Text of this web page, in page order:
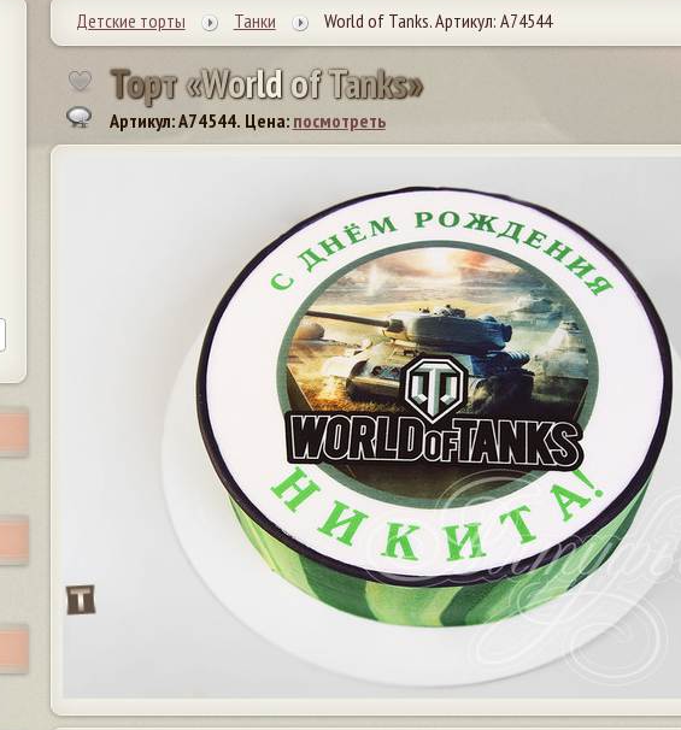
Детские торты Танки World of Tanks. Артикул: А74544
Торт«WorldofTanks»
Артикул: A74544. Цена: посмотреть